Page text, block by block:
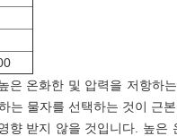
온화한 및 압력을 저항하
는 물자를 선택하는 것이 근본
받지 않을 것입니다. 높은